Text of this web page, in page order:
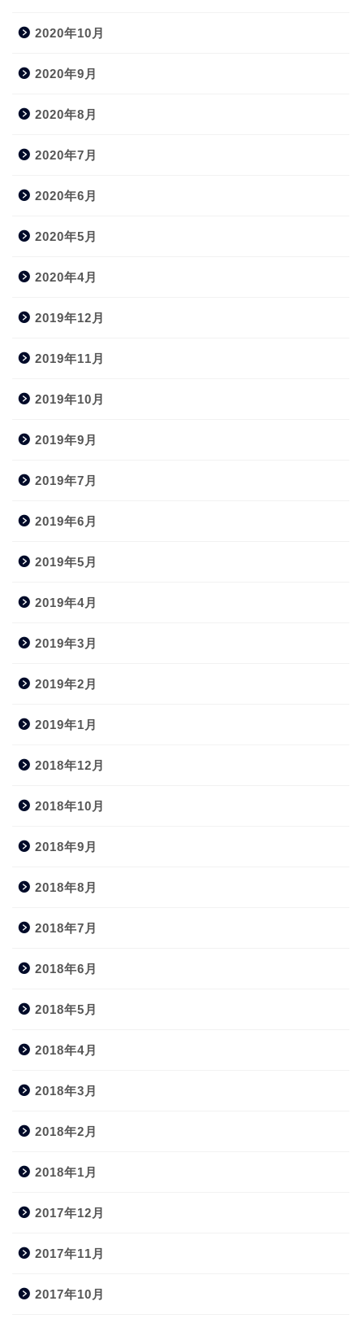
2020年10月
2020年9月
2020年8月
2020年7月
2020年6月
2020年5月
2020年4月
2019年12月
2019年11月
2019年10月
2019年9月
2019年7月
2019年6月
2019年5月
2019年4月
2019年3月
2019年2月
2019年1月
2018年12月
2018年10月
2018年9月
2018年8月
2018年7月
2018年6月
2018年5月
2018年4月
2018年3月
2018年2月
2018年1月
2017年12月
2017年11月
2017年10月